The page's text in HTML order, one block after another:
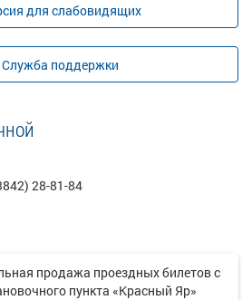
для слабовидящих
Служба поддержки
28-81-84
продажа проездных билетов с
пункта «Красный Яр»